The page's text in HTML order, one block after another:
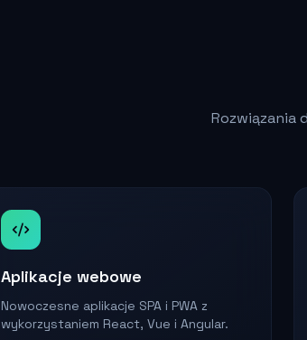
Rozwiązania
Aplikacje webowe
Nowoczesne aplikacje SPA i PWA z
wykorzystaniem React, Vue i Angular.